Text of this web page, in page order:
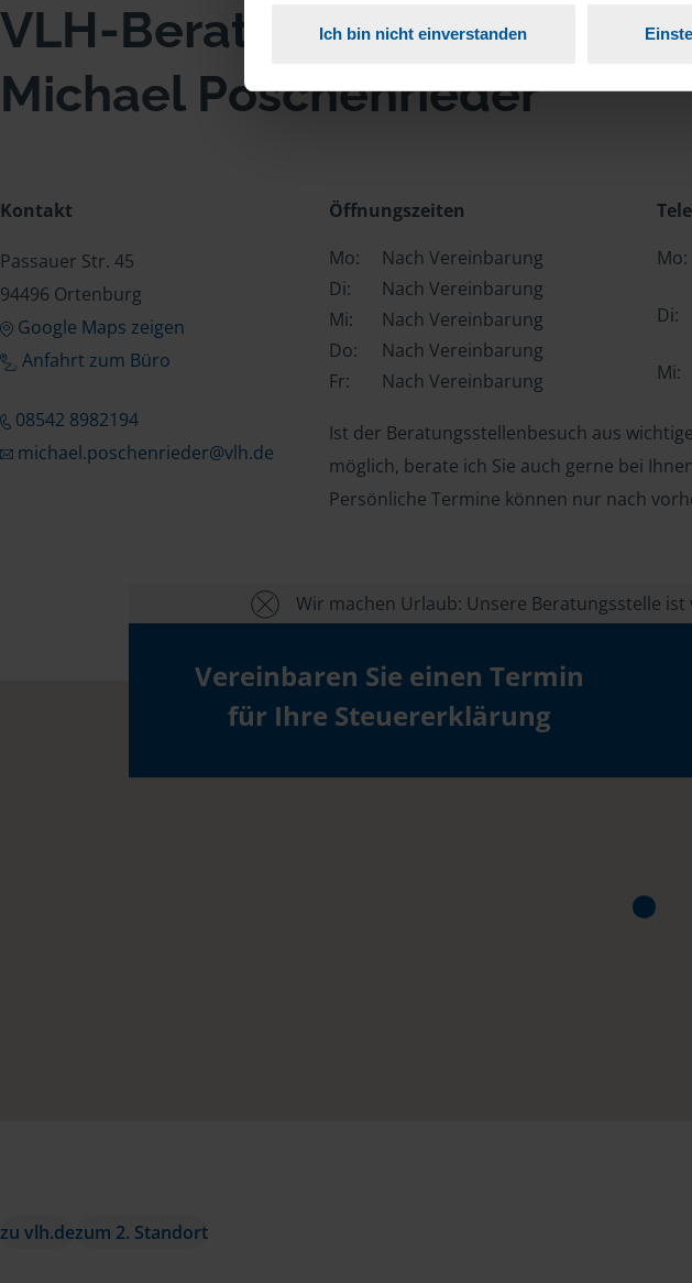
Ich bin nicht einverstanden
VLH-Beratungsstelle
Michael Poschenrieder
Kontakt
Passauer Str. 45
94496 Ortenburg
Google Maps zeigen
Anfahrt zum Büro
08542 8982194
michael.poschenrieder@vlh.de
Öffnungszeiten
Mo:
Nach Vereinbarung
Di:
Nach Vereinbarung
Mi:
Nach Vereinbarung
Do:
Nach Vereinbarung
Fr:
Nach Vereinbarung
Mo:
Di:
Mi:
Ist der Beratungsstellenbesuch aus
möglich, berate ich Sie auch gerne bei
Persönliche Termine können nur nach
Wir machen Urlaub: Unsere Beratungsstelle
Vereinbaren Sie einen Termin
für Ihre Steuererklärung
zu vlh.dezum 2. Standort